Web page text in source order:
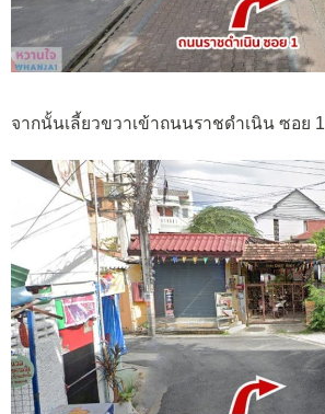
จากนั้นเลี้ยวขวาเข้าถนนราชดำเนิน ซอย 1